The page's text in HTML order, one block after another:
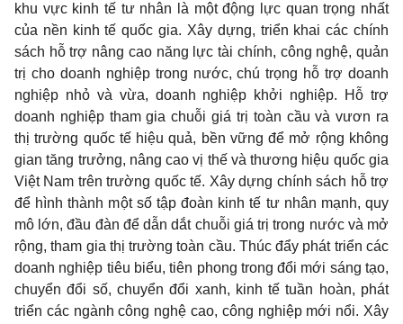
khu vực kinh tế tư nhân là một động lực quan trọng nhất
của nền kinh tế quốc gia. Xây dựng, triển khai các chính
sách hỗ trợ nâng cao năng lực tài chính, công nghệ, quản
trị cho doanh nghiệp trong nước, chú trọng hỗ trợ doanh
nghiệp nhỏ và vừa, doanh nghiệp khởi nghiệp. Hỗ trợ
doanh nghiệp tham gia chuỗi giá trị toàn cầu và vươn ra
thị trường quốc tế hiệu quả, bền vững để mở rộng không
gian tăng trưởng, nâng cao vị thế và thương hiệu quốc gia
Việt Nam trên trường quốc tế. Xây dựng chính sách hỗ trợ
để hình thành một số tập đoàn kinh tế tư nhân mạnh, quy
mô lớn, đầu đàn để dẫn dắt chuỗi giá trị trong nước và mở
rộng, tham gia thị trường toàn cầu. Thúc đẩy phát triển các
doanh nghiệp tiêu biểu, tiên phong trong đổi mới sáng tạo,
chuyển đổi số, chuyển đổi xanh, kinh tế tuần hoàn, phát
triển các ngành công nghệ cao, công nghiệp mới nổi. Xây